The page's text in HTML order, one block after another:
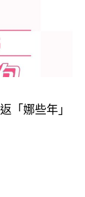
「娜些年」